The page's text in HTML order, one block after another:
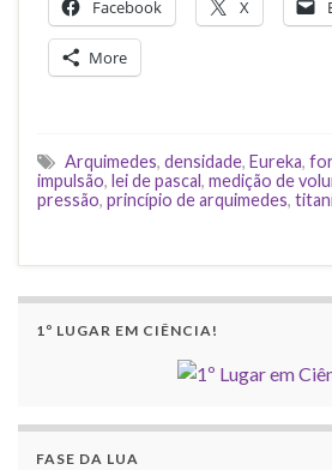
Facebook X
More
Arquimedes, densidade, Eureka,
impulsão, lei de pascal , medição de
pressão, princípio de arquimedes,
1º LUGAR EM CIÊNCIA!
FASE DA LUA